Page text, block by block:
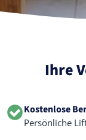
Ihre
Kostenlose
Persönliche